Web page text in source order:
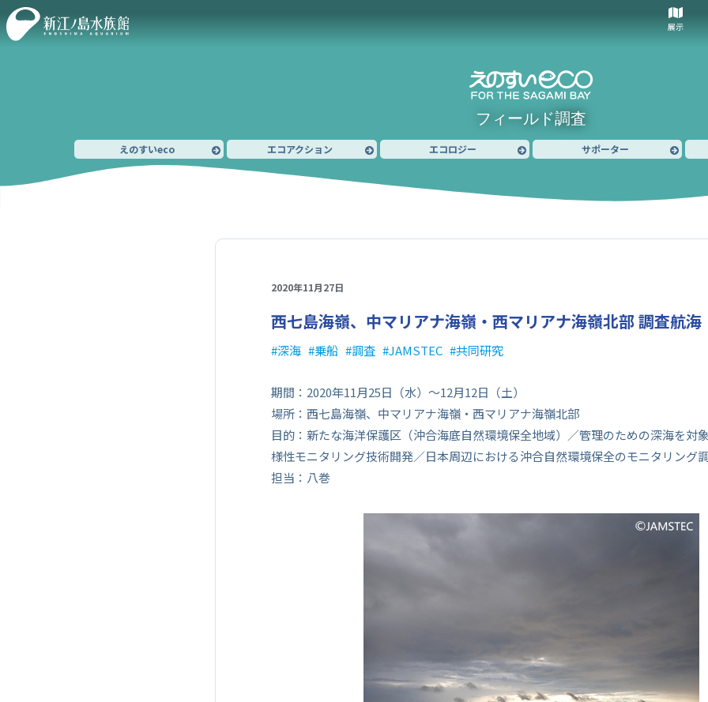
展示
フィールド調査
えのすいeco エコアクション エコロジー サポーター
2020年11月27日
西七島海嶺、中マリアナ海嶺・西マリアナ海嶺北部 調査航海
深海 乗船 調査 JAMSTEC 共同研究
期間：2020年11月25日（水）～12月12日（土）
場所：西七島海嶺、中マリアナ海嶺・西マリアナ海嶺北部
目的：新たな海洋保護区（沖合海底自然環境保全地域）／管理のための深海を対
様性モニタリング技術開発／日本周辺における沖合自然環境保全のモニタリング
担当：八巻